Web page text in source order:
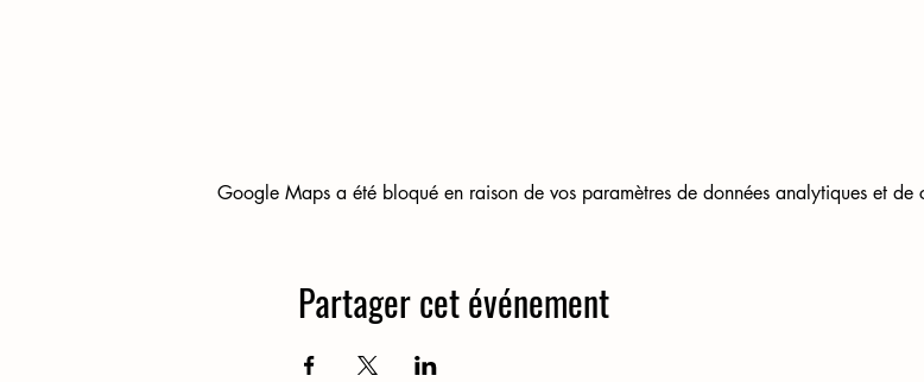
Google Maps a été bloqué en raison de vos paramètres de données analytiques et de
Partager cet événement